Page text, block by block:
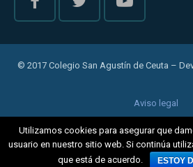
© 2017 Colegio San Agustín de Ceuta –
Aviso legal
Política de
Cookies
Utilizamos cookies para asegurar que
usuario en nuestro sitio web. Si continúa
que está de acuerdo.
ESTOY